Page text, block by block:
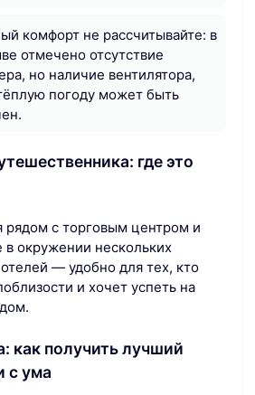
комфорт не рассчитывайте: в
отмечено отсутствие
но наличие вентилятора,
погоду может быть
где это
рядом с торговым центром и
окружении нескольких
— удобно для тех, кто
и хочет успеть на
как получить лучший
с ума